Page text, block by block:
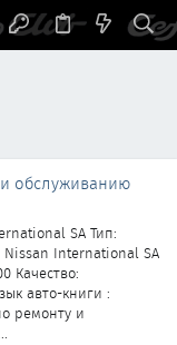
обслуживанию
SA Тип:
Nissan International SA
Качество:
авто-книги :
ремонту и